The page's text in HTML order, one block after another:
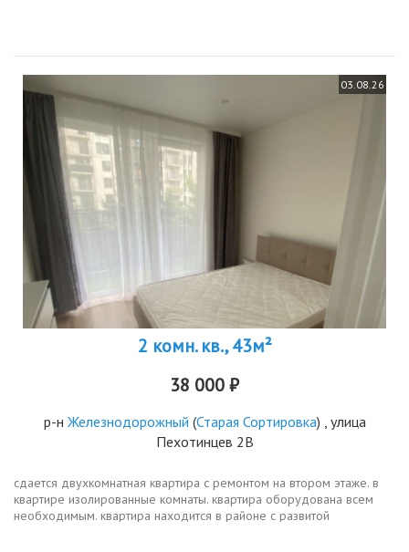
03.08.26
2 комн. кв., 43м²
38 000 ₽
р-н Железнодорожный (Старая Сортировка) , улица
Пехотинцев 2В
сдается двухкомнатная квартира с ремонтом на втором этаже. в
квартире изолированные комнаты. квартира оборудована всем
необходимым. квартира находится в районе с развитой